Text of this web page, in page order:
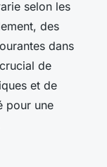
selon les
des
dans
de
et de
pour une